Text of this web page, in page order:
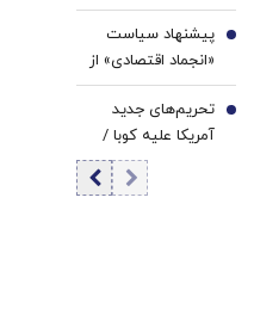
ترامپ دوخته شده/
توپ از زمین ایران
و عمان خارج شده و
اکنون به زمین
آمریکا افتاده است
پیشنهاد سیاست
«انجماد اقتصادی» از
سوی یک
اقتصاددان |
اساسی‌ترین وظیفه
بانک مرکزی
سیاست پولی است
6
تحریم‌های جدید
آمریکا علیه کوبا /
روبیو بیانیه داد
7